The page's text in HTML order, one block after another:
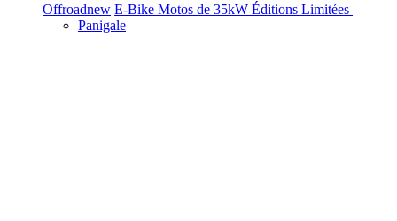
Offroadnew E-Bike Motos de 35kW Éditions Limitées
Panigale